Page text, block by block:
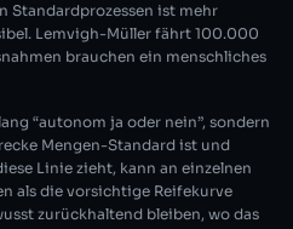
Standardprozessen ist mehr
Lemvigh-Müller fährt 100.000
brauchen ein menschliches
“autonom ja oder nein”, sondern
Mengen-Standard ist und
Linie zieht, kann an einzelnen
als die vorsichtige Reifekurve
zurückhaltend bleiben, wo das